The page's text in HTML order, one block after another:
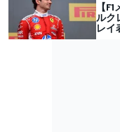
【
ルク
レイ